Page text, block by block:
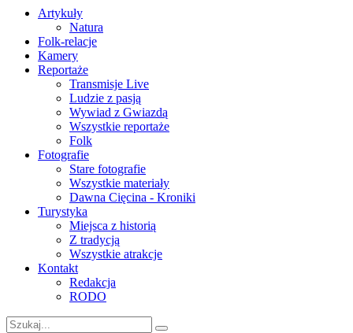
Artykuły
Natura
Folk-relacje
Kamery
Reportaże
Transmisje Live
Ludzie z pasją
Wywiad z Gwiazdą
Wszystkie reportaże
Folk
Fotografie
Stare fotografie
Wszystkie materiały
Dawna Cięcina - Kroniki
Turystyka
Miejsca z historią
Z tradycją
Wszystkie atrakcje
Kontakt
Redakcja
RODO